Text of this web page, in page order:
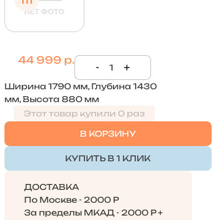
44 999 р.
- +
Ширина 1790 мм, Глубина 1430
мм, Высота 880 мм
Этот товар купили 0 раз
В КОРЗИНУ
КУПИТЬ В 1 КЛИК
ДОСТАВКА
По Москве - 2000 Р
За пределы МКАД - 2000 Р +